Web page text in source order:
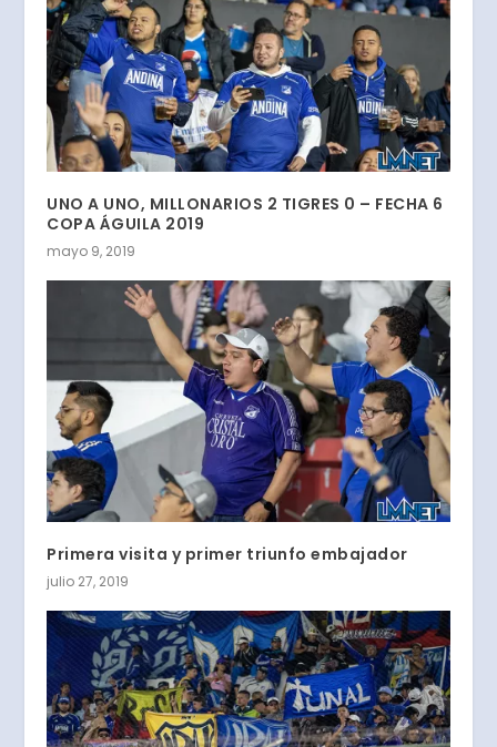
UNO A UNO, MILLONARIOS 2 TIGRES 0 – FECHA 6
COPA ÁGUILA 2019
mayo 9, 2019
Primera visita y primer triunfo embajador
julio 27, 2019